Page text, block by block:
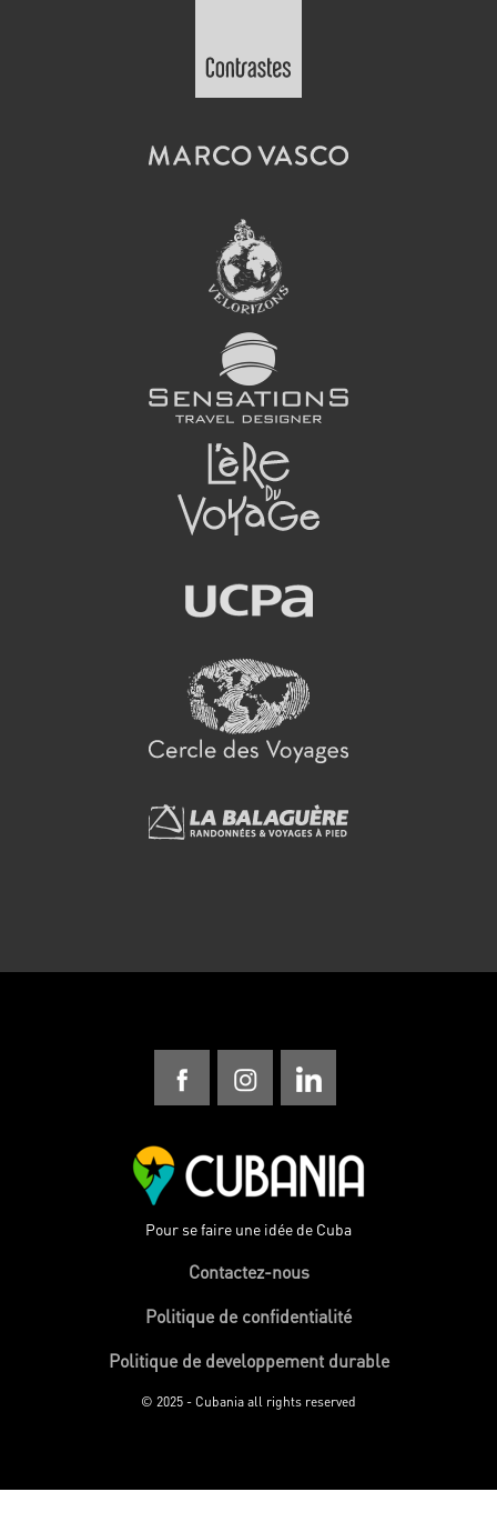
Pour se faire une idée de Cuba
Contactez-nous
Politique de confidentialité
Politique de developpement durable
© 2025 - Cubania all rights reserved